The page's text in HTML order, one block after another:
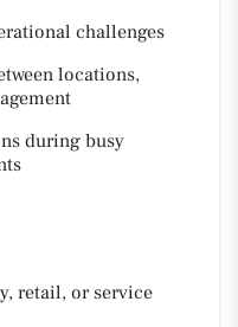
challenges
locations,
during busy
retail, or service